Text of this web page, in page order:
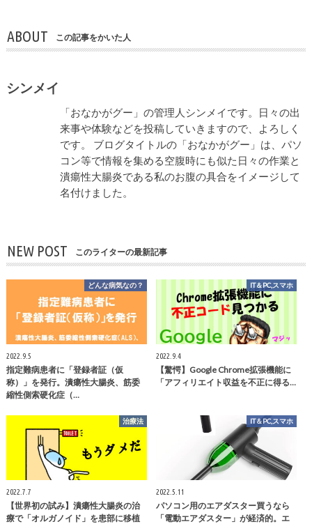
ABOUT この記事をかいた人
シンメイ
「おなかがグー」の管理人シンメイです。日々の出
来事や体験などを投稿していきますので、よろしく
です。 ブログタイトルの「おなかがグー」は、パソ
コン等で情報を集める空腹時にも似た日々の作業と
潰瘍性大腸炎である私のお腹の具合をイメージして
名付けました。
NEW POST このライターの最新記事
どんな病気なの？
2022.9.5
指定難病患者に「登録者証（仮
称）」を発行。潰瘍性大腸炎、筋委
縮性側索硬化症（…
IT＆PC,スマホ
2022.9.4
【驚愕】Google Chrome拡張機能に
「アフィリエイト収益を不正に得る…
治療法
2022.7.7
【世界初の試み】潰瘍性大腸炎の治
療で「オルガノイド」を患部に移植
IT＆PC,スマホ
2022.5.11
パソコン用のエアダスター買うなら
「電動エアダスター」が経済的。エ